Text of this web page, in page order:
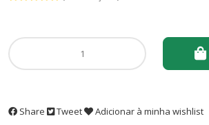
Share Tweet Adicionar à minha wishlist